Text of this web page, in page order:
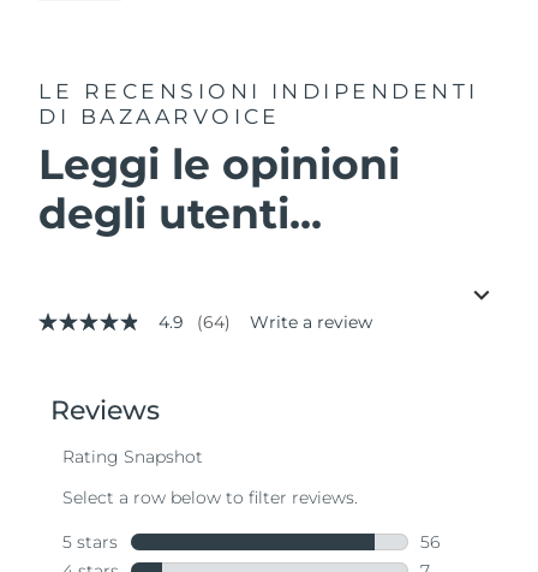
LE RECENSIONI INDIPENDENTI
DI BAZAARVOICE
Leggi le opinioni
degli utenti...
4.9
stars,
average
value.
Same
page
4.9 (64) Write a review